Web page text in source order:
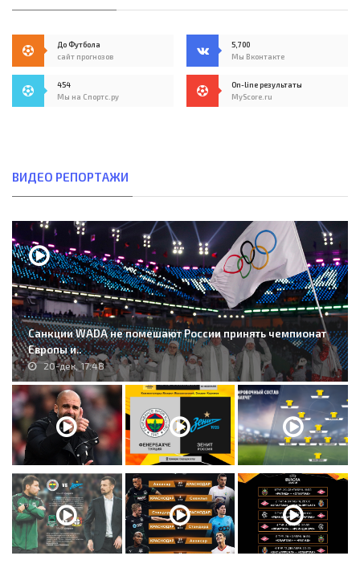
До Футбола
сайт прогнозов
5,700
Мы Вконтакте
454
Мы на Спортс.ру
On-line результаты
MyScore.ru
ВИДЕО РЕПОРТАЖИ
Санкции WADA не помешают России принять чемпионат
Европы и..
20-дек, 17:48